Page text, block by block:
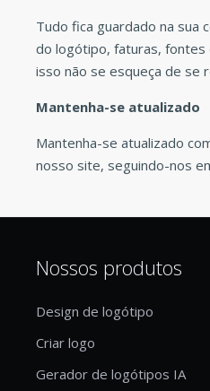
Tudo fica guardado na sua
do logótipo, faturas, fontes
isso não se esqueça de se
Mantenha-se atualizado
Mantenha-se atualizado
nosso site, seguindo-nos
Nossos produtos
Design de logótipo
Criar logo
Gerador de logótipos IA